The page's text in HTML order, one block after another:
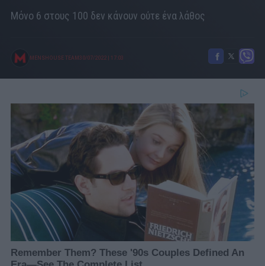
Μόνο 6 στους 100 δεν κάνουν ούτε ένα λάθος
MENSHOUSE TEAM 30/07/2022 17:03